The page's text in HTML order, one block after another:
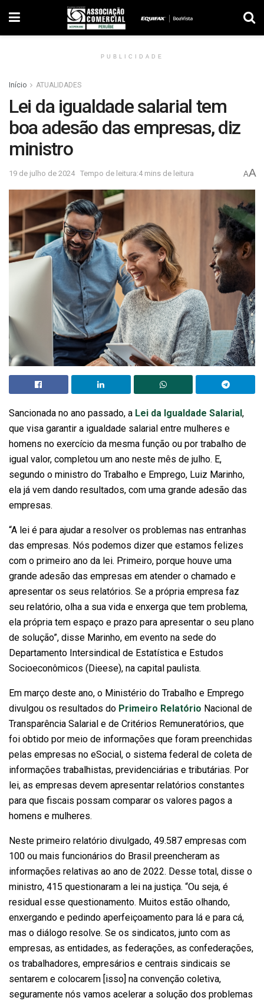
PUBLICIDADE
Início ATUALIDADES
Lei da igualdade salarial tem
boa adesão das empresas, diz
ministro
19 de julho de 2024 Tempo de leitura:4 mins de leitura AA
Sancionada no ano passado, a Lei da Igualdade Salarial,
que visa garantir a igualdade salarial entre mulheres e
homens no exercício da mesma função ou por trabalho de
igual valor, completou um ano neste mês de julho. E,
segundo o ministro do Trabalho e Emprego, Luiz Marinho,
ela já vem dando resultados, com uma grande adesão das
empresas.
“A lei é para ajudar a resolver os problemas nas entranhas
das empresas. Nós podemos dizer que estamos felizes
com o primeiro ano da lei. Primeiro, porque houve uma
grande adesão das empresas em atender o chamado e
apresentar os seus relatórios. Se a própria empresa faz
seu relatório, olha a sua vida e enxerga que tem problema,
ela própria tem espaço e prazo para apresentar o seu plano
de solução”, disse Marinho, em evento na sede do
Departamento Intersindical de Estatística e Estudos
Socioeconômicos (Dieese), na capital paulista.
Em março deste ano, o Ministério do Trabalho e Emprego
divulgou os resultados do Primeiro Relatório Nacional de
Transparência Salarial e de Critérios Remuneratórios, que
foi obtido por meio de informações que foram preenchidas
pelas empresas no eSocial, o sistema federal de coleta de
informações trabalhistas, previdenciárias e tributárias. Por
lei, as empresas devem apresentar relatórios constantes
para que fiscais possam comparar os valores pagos a
homens e mulheres.
Neste primeiro relatório divulgado, 49.587 empresas com
100 ou mais funcionários do Brasil preencheram as
informações relativas ao ano de 2022. Desse total, disse o
ministro, 415 questionaram a lei na justiça. “Ou seja, é
residual esse questionamento. Muitos estão olhando,
enxergando e pedindo aperfeiçoamento para lá e para cá,
mas o diálogo resolve. Se os sindicatos, junto com as
empresas, as entidades, as federações, as confederações,
os trabalhadores, empresários e centrais sindicais se
sentarem e colocarem [isso] na convenção coletiva,
seguramente nós vamos acelerar a solução dos problemas